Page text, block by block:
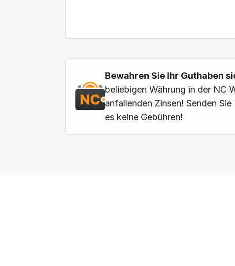
Bewahren Sie Ihr Guthaben
beliebigen Währung in der NC
anfallenden Zinsen! Senden
es keine Gebühren!